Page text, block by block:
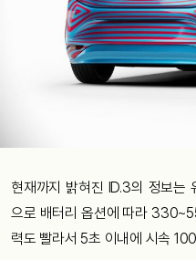
현재까지 밝혀진 ID.3의 정보는
으로 배터리 옵션에 따라
력도 빨라서 5초 이내에 시속